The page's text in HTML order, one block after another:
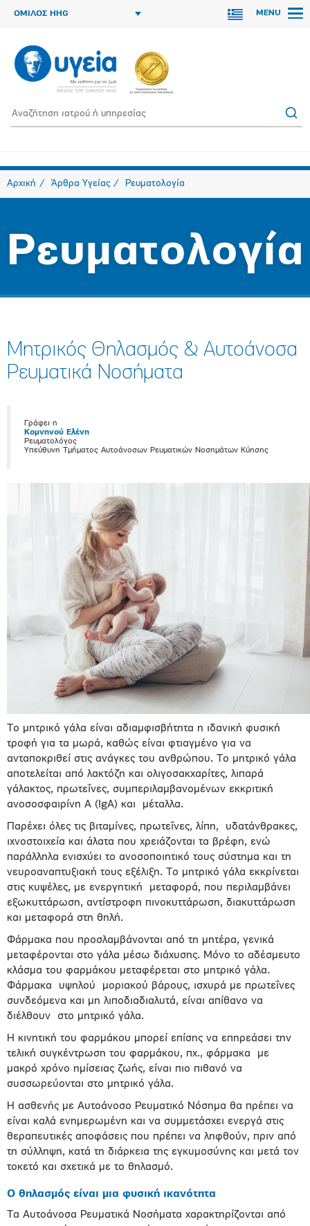
ΟΜΙΛΟΣ HHG MENU
Αρχική Άρθρα Υγείας Ρευματολογία
Ρευματολογία
Μητρικός Θηλασμός & Αυτοάνοσα
Ρευματικά Νοσήματα
Γράφει η
Κομνηνού Ελένη
Ρευματολόγος
Υπεύθυνη Τμήματος Αυτοάνοσων Ρευματικών Νοσημάτων Κύησης
Το μητρικό γάλα είναι αδιαμφισβήτητα η ιδανική φυσική
τροφή για τα μωρά, καθώς είναι φτιαγμένο για να
ανταποκριθεί στις ανάγκες του ανθρώπου. Το μητρικό γάλα
αποτελείται από λακτόζη και ολιγοσακχαρίτες, λιπαρά
γάλακτος, πρωτεΐνες, συμπεριλαμβανομένων εκκριτική
ανοσοσφαιρίνη Α (IgA) και μέταλλα.
Παρέχει όλες τις βιταμίνες, πρωτεΐνες, λίπη, υδατάνθρακες,
ιχνοστοιχεία και άλατα που χρειάζονται τα βρέφη, ενώ
παράλληλα ενισχύει το ανοσοποιητικό τους σύστημα και τη
νευροαναπτυξιακή τους εξέλιξη. Τo μητρικό γάλα εκκρίνεται
στις κυψέλες, με ενεργητική μεταφορά, που περιλαμβάνει
εξωκυττάρωση, αντίστροφη πινοκυττάρωση, διακυττάρωση
και μεταφορά στη θηλή.
Φάρμακα που προσλαμβάνονται από τη μητέρα, γενικά
μεταφέρονται στο γάλα μέσω διάχυσης. Μόνο το αδέσμευτο
κλάσμα του φαρμάκου μεταφέρεται στο μητρικό γάλα.
Φάρμακα υψηλού μοριακού βάρους, ισχυρά με πρωτεΐνες
συνδεόμενα και μη λιποδιαδιαλυτά, είναι απίθανο να
διέλθουν στο μητρικό γάλα.
Η κινητική του φαρμάκου μπορεί επίσης να επηρεάσει την
τελική συγκέντρωση του φαρμάκου, πχ., φάρμακα με
μακρό χρόνο ημίσειας ζωής, είναι πιο πιθανό να
συσσωρεύονται στο μητρικό γάλα.
H ασθενής με Αυτοάνοσο Ρευματικό Νόσημα θα πρέπει να
είναι καλά ενημερωμένη και να συμμετάσχει ενεργά στις
θεραπευτικές αποφάσεις που πρέπει να ληφθούν, πριν από
τη σύλληψη, κατά τη διάρκεια της εγκυμοσύνης και μετά τον
τοκετό και σχετικά με το θηλασμό.
Ο θηλασμός είναι μια φυσική ικανότητα
Τα Αυτοάνοσα Ρευματικά Νοσήματα χαρακτηρίζονται από